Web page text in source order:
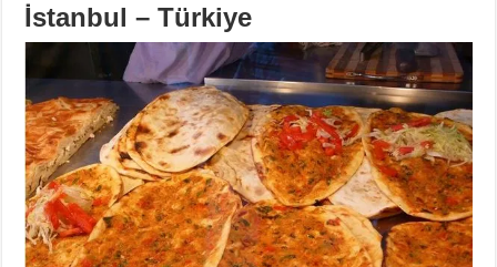
İstanbul – Türkiye